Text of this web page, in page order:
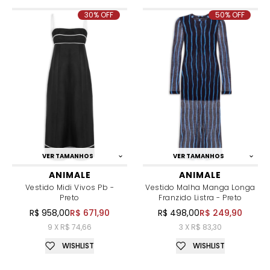
VER TAMANHOS
ANIMALE
Vestido Midi Vivos Pb -
Preto
R$ 958,00R$ 671,90
9 X R$ 74,66
30% OFF
WISHLIST
VER TAMANHOS
ANIMALE
Vestido Malha Manga Longa
Franzido Listra - Preto
R$ 498,00R$ 249,90
3 X R$ 83,30
50% OFF
WISHLIST